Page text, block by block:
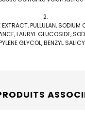
PULLULAN,
LAURYL GLUCOSIDE,
GLYCOL, BENZYL